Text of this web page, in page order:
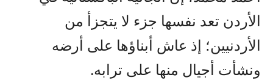
الأردن تعد نفسها جزء لا يتجزأ من
الأردنيين؛ إذ عاش أبناؤها على أرضه
ونشأت أجيال منها على ترابه.